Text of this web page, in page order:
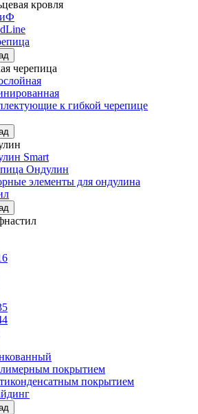
кровля
черепица
к гибкой черепице
Smart
Ондулин
элементы для ондулина
покрытием
покрытием